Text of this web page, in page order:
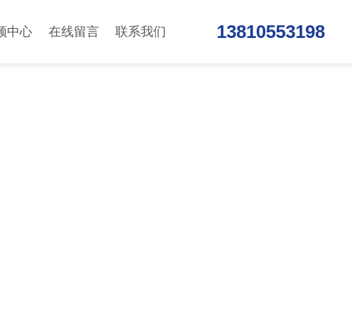
中心 在线留言 联系我们 13810553198